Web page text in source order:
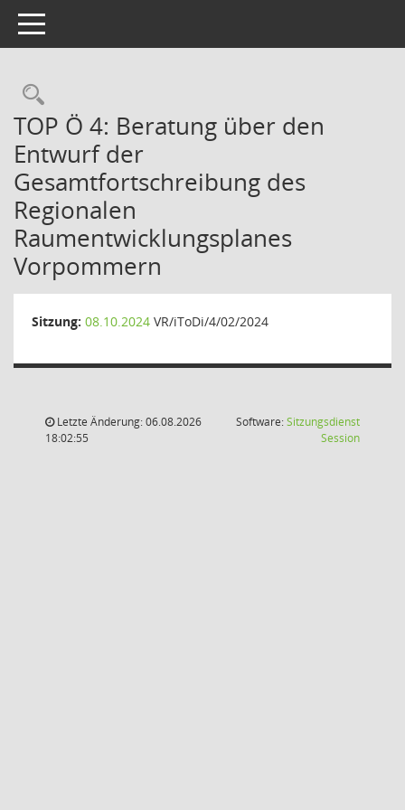
Toggle navigation
Rechercheauswahl
TOP Ö 4: Beratung über den
Entwurf der
Gesamtfortschreibung des
Regionalen
Raumentwicklungsplanes
Vorpommern
Sitzung: 08.10.2024 VR/iToDi/4/02/2024
Letzte Änderung: 06.08.2026
18:02:55
Software:Sitzungsdienst
Session(Wird in